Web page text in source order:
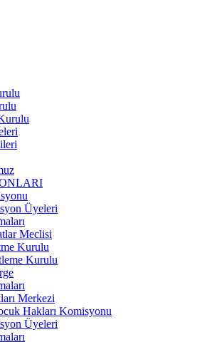
Üyeleri
Meclisi
Kurulu
Kurulu
Merkezi
Hakları Komisyonu
Üyeleri